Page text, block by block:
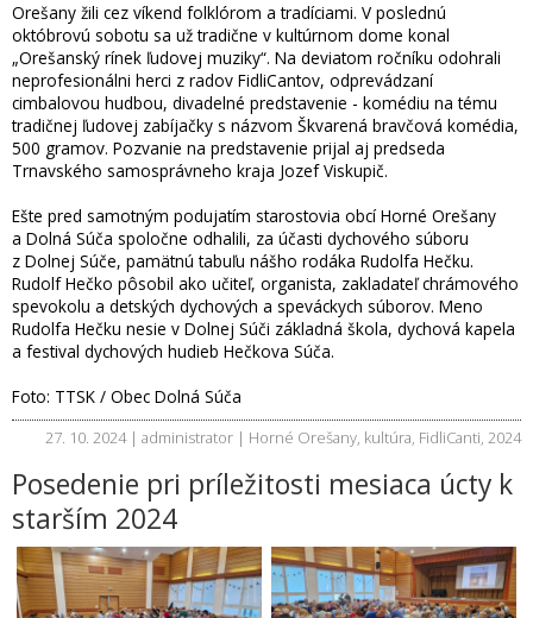
Orešany žili cez víkend folklórom a tradíciami. V poslednú
októbrovú sobotu sa už tradične v kultúrnom dome konal
„Orešanský rínek ľudovej muziky“. Na deviatom ročníku odohrali
neprofesionálni herci z radov FidliCantov, odprevádzaní
cimbalovou hudbou, divadelné predstavenie - komédiu na tému
tradičnej ľudovej zabíjačky s názvom Škvarená bravčová komédia,
500 gramov. Pozvanie na predstavenie prijal aj predseda
Trnavského samosprávneho kraja Jozef Viskupič.
Ešte pred samotným podujatím starostovia obcí Horné Orešany
a Dolná Súča spoločne odhalili, za účasti dychového súboru
z Dolnej Súče, pamätnú tabuľu nášho rodáka Rudolfa Hečku.
Rudolf Hečko pôsobil ako učiteľ, organista, zakladateľ chrámového
spevokolu a detských dychových a speváckych súborov. Meno
Rudolfa Hečku nesie v Dolnej Súči základná škola, dychová kapela
a festival dychových hudieb Hečkova Súča.
Foto: TTSK / Obec Dolná Súča
27. 10. 2024 | administrator | Horné Orešany kultúra FidliCanti 2024
Posedenie pri príležitosti mesiaca úcty k
starším 2024